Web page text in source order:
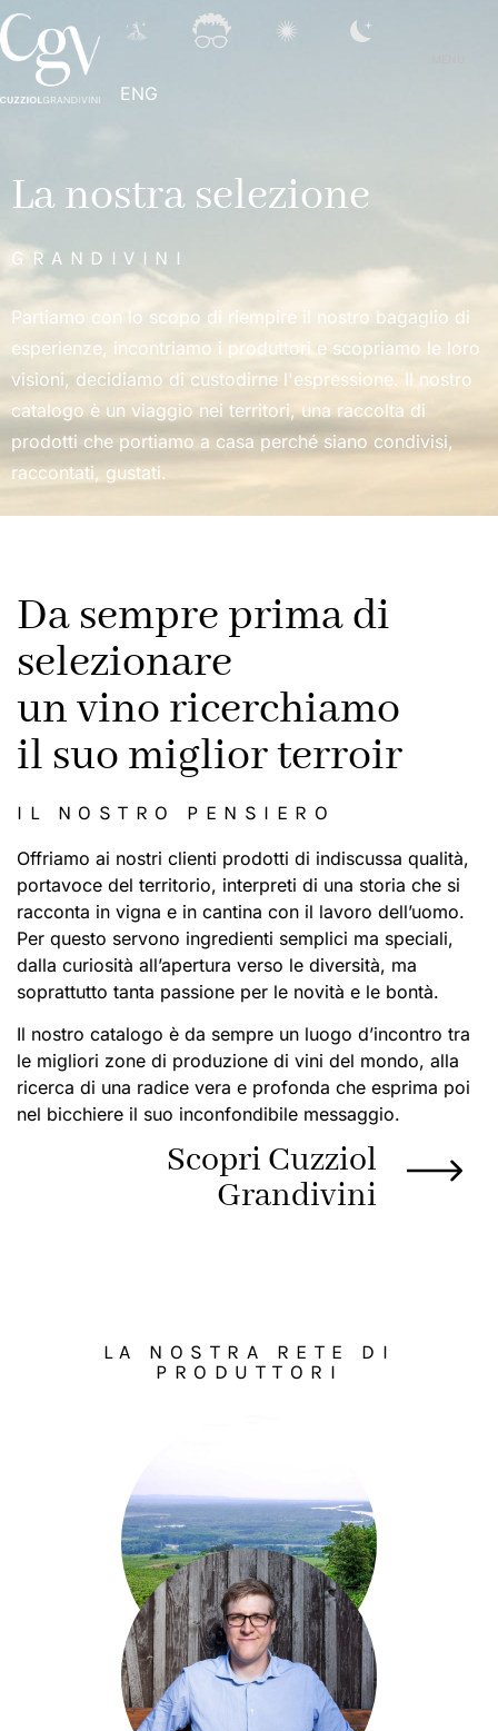
ENG
La nostra selezione
GRANDIVINI
Partiamo con lo scopo di riempire il nostro bagaglio di
esperienze, incontriamo i produttori e scopriamo le loro
visioni, decidiamo di custodirne l'espressione. Il nostro
catalogo è un viaggio nei territori, una raccolta di
prodotti che portiamo a casa perché siano condivisi,
raccontati, gustati.
Da sempre prima di
selezionare
un vino ricerchiamo
il suo miglior terroir
IL NOSTRO PENSIERO
Offriamo ai nostri clienti prodotti di indiscussa qualità,
portavoce del territorio, interpreti di una storia che si
racconta in vigna e in cantina con il lavoro dell’uomo.
Per questo servono ingredienti semplici ma speciali,
dalla curiosità all’apertura verso le diversità, ma
soprattutto tanta passione per le novità e le bontà.
Il nostro catalogo è da sempre un luogo d’incontro tra
le migliori zone di produzione di vini del mondo, alla
ricerca di una radice vera e profonda che esprima poi
nel bicchiere il suo inconfondibile messaggio.
Scopri Cuzziol
Grandivini
LA NOSTRA RETE DI
PRODUTTORI